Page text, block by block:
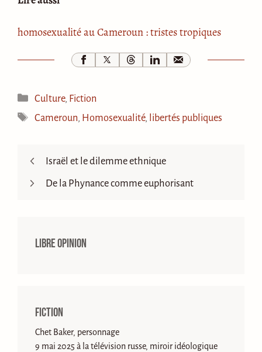
homosexualité au Cameroun : tristes tropiques
Catégories
Culture, Fiction
Étiquettes
Cameroun Homosexualité, libertés publiques
Israël et le dilemme ethnique
De la Phynance comme euphorisant
Libre opinion
Fiction
Chet Baker, personnage
9 mai 2025 à la télévision russe, miroir idéologique